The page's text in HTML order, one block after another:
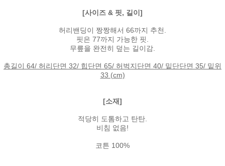
[사이즈 & 핏, 길이]
허리밴딩이 짱짱해서 66까지 추천.
핏은 77까지 가능한 핏.
무릎을 완전히 덮는 길이감.
총길이 64/ 허리단면 32/ 힙단면 65/ 허벅지단면 40/ 밑단단면 35/ 밑위
33 (cm)
[소재]
적당히 도톰하고 탄탄.
비침 없음!
코튼 100%